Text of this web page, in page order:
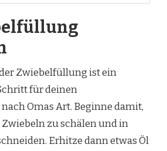
Zwiebelfüllung ist ein
für deinen
nach Omas Art. Beginne damit,
zu schälen und in
Erhitze dann etwas Öl